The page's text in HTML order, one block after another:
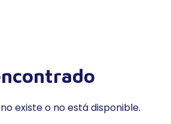
existe o no está disponible.